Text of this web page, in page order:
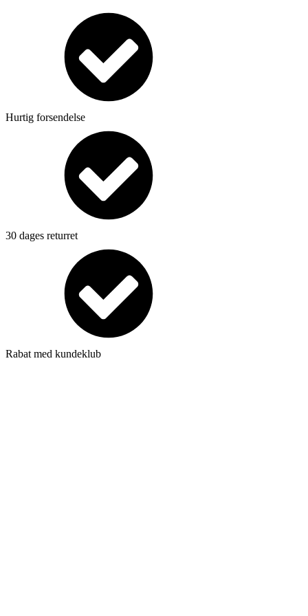
Hurtig forsendelse
30 dages returret
Rabat med kundeklub